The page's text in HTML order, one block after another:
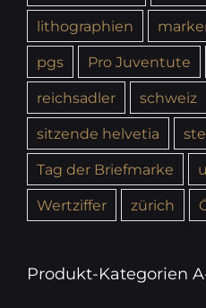
lithographien
pgs
Pro Juventute
reichsadler
schweiz
sitzende helvetia
Tag der Briefmarke
Wertziffer
zürich
Produkt-Kategorien